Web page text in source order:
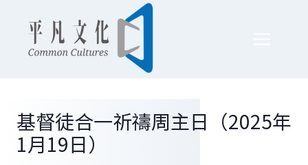
content
基督徒合一祈禱周主日（2025年
1月19日）